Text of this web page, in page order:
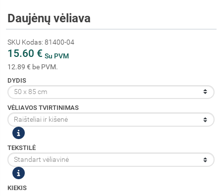
Daujėnų vėliava
SKU Kodas: 81400-04
15.60 € Su PVM
12.89 € be PVM.
DYDIS
VĖLIAVOS TVIRTINIMAS
TEKSTILĖ
KIEKIS